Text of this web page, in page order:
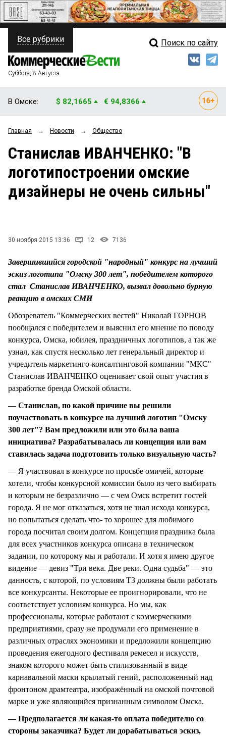
ПОЛИТИКА
ФИНАНСЫ
ОБЩЕСТВО
ЗАКОН
НОВОСТИ КОМПАНИЙ
Свежий выпуск
Рейтинги
Блоги
Архив
Все рубрики Поиск по сайту
Суббота, 8 Августа
В Омске: $ 82,1665 € 94,8366
Главная → Новости → Общество
Станислав ИВАНЧЕНКО: "В
логотипостроении омские
дизайнеры не очень сильны"
30 ноября 2015 13:36 12 7136
Завершившийся городской "народный" конкурс на лучший
эскиз логотипа "Омску 300 лет", победителем которого
стал Станислав ИВАНЧЕНКО, вызвал довольно бурную
реакцию в омских СМИ
Обозреватель "Коммерческих вестей" Николай ГОРНОВ
пообщался с победителем и выяснил его мнение по поводу
конкурса, Омска, юбилея, праздничных логотипов, а так же
узнал, как спустя несколько лет генеральный директор и
учредитель маркетинго-консалтинговой компании "МКС"
Станислав ИВАНЧЕНКО оценивает свой опыт участия в
разработке бренда Омской области.
— Станислав, по какой причине вы решили
поучаствовать в конкурсе на лучший логотип "Омску
300 лет"? Вам предложили или это была ваша
инициатива? Разрабатывалась ли концепция или вам
ставилась задача подготовить только визуальную часть?
— Я участвовал в конкурсе по просьбе омичей, которые
хотели, чтобы конкурсной комиссии было из чего выбирать
и которым не безразлично — с чем Омск встретит гостей
города. Я не мог отказаться, хотя не знал исхода конкурса,
но попытаться сделать что- то хорошее для любимого
города посчитал своим долгом. Концепция праздника была
для всех участников конкурса описана в техническом
задании, по которому мы и работали. И хотя я имею другое
видение — девиз "Три века. Две реки. Одна судьба" — это
данность, с которой, по условиям ТЗ должны были работать
все конкурсанты. Некоторые ее проигнорировали, что не
соответствует условиям конкурса. Но мы, как
профессионалы, которые работают с коммерческими
предприятиями, сразу же продумали его применение в
различных отраслях экономики и предложили концепцию
проведения ежегодного фестиваля ремесел и искусств,
знаком которого может быть стилизованный в виде
карнавальной маски крылатый гений, расположенный над
фронтоном драмтеатра, изображённый на омской почтовой
марке и уже являющийся признанным символом Омска.
— Предполагается ли какая-то оплата победителю со
стороны заказчика? Будет ли дорабатываться эскиз,